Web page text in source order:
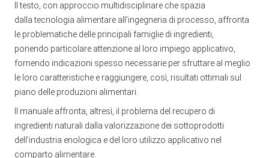
Il testo, con approccio multidisciplinare che spazia
dalla tecnologia alimentare all’ingegneria di processo, affronta
le problematiche delle principali famiglie di ingredienti,
ponendo particolare attenzione al loro impiego applicativo,
fornendo indicazioni spesso necessarie per sfruttare al meglio
le loro caratteristiche e raggiungere, così, risultati ottimali sul
piano delle produzioni alimentari.
Il manuale affronta, altresì, il problema del recupero di
ingredienti naturali dalla valorizzazione dei sottoprodotti
dell’industria enologica e del loro utilizzo applicativo nel
comparto alimentare.